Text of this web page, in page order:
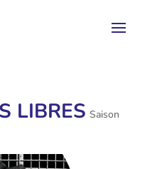
LIBRES Saison